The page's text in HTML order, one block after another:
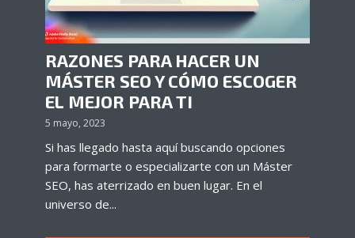
RAZONES PARA HACER UN
MÁSTER SEO Y CÓMO ESCOGER
EL MEJOR PARA TI
5 mayo, 2023
Si has llegado hasta aquí buscando opciones
para formarte o especializarte con un Máster
SEO, has aterrizado en buen lugar. En el
universo de...